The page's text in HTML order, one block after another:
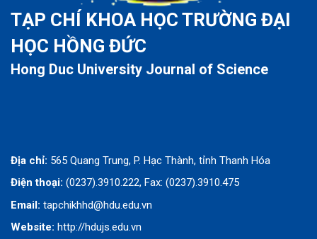
TẠP CHÍ KHOA HỌC TRƯỜNG ĐẠI
HỌC HỒNG ĐỨC
Hong Duc University Journal of Science
Địa chỉ: 565 Quang Trung, P. Hạc Thành, tỉnh Thanh Hóa
Điện thoại: (0237).3910.222, Fax: (0237).3910.475
Email: tapchikhhd@hdu.edu.vn
Website: http://hdujs.edu.vn